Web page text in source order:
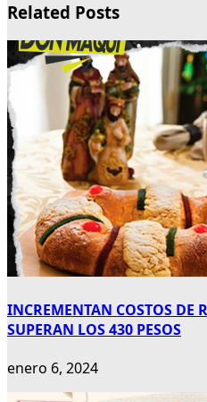
Related Posts
INCREMENTAN COSTOS DE
SUPERAN LOS 430 PESOS
enero 6, 2024